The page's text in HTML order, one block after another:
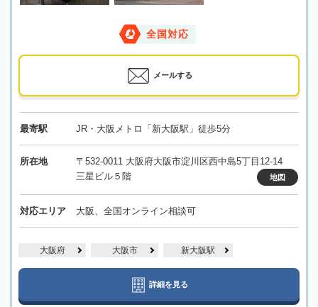
全国対応
メールする
最寄駅 JR・大阪メトロ「新大阪駅」徒歩5分
所在地
〒532-0011 大阪府大阪市淀川区西中島5丁目12-14
三星ビル５階
地図
対応エリア 大阪、全国オンライン相談可
大阪府 大阪市 新大阪駅
詳細を見る